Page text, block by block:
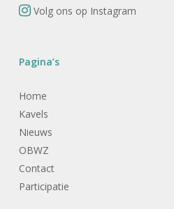
Volg ons op Instagram
Pagina’s
Home
Kavels
Nieuws
OBWZ
Contact
Participatie